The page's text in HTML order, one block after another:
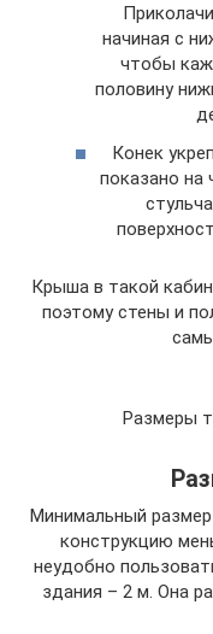
начиная с
чтобы
половину
Конек
показано на
Крыша в такой
поэтому стены и
Размеры
Минимальный
конструкцию
неудобно
здания – 2 м. Она